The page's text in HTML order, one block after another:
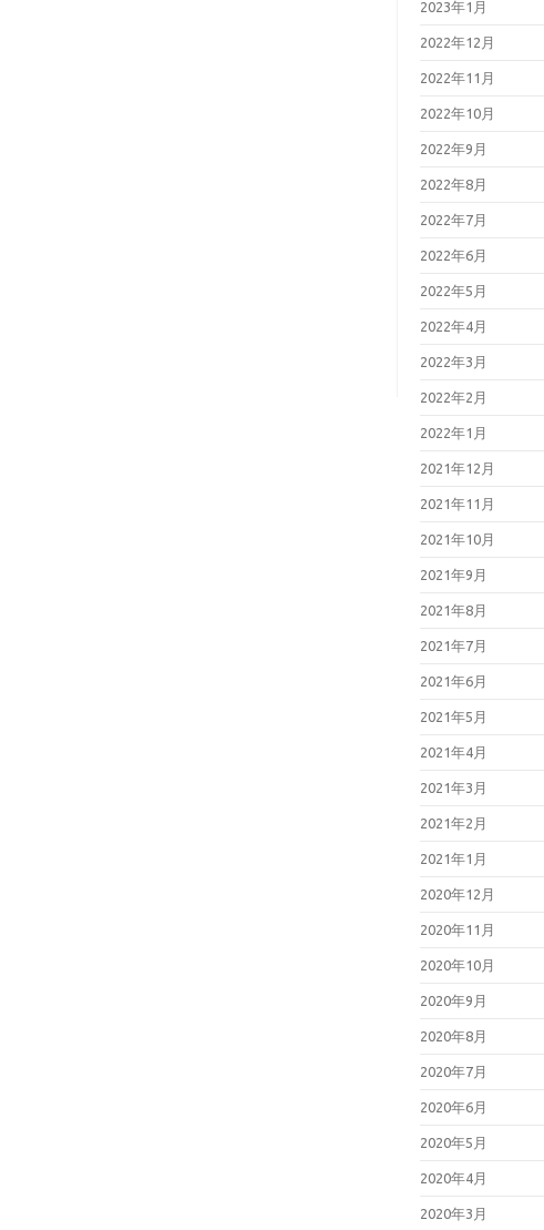
2023年1月
2022年12月
2022年11月
2022年10月
2022年9月
2022年8月
2022年7月
2022年6月
2022年5月
2022年4月
2022年3月
2022年2月
2022年1月
2021年12月
2021年11月
2021年10月
2021年9月
2021年8月
2021年7月
2021年6月
2021年5月
2021年4月
2021年3月
2021年2月
2021年1月
2020年12月
2020年11月
2020年10月
2020年9月
2020年8月
2020年7月
2020年6月
2020年5月
2020年4月
2020年3月